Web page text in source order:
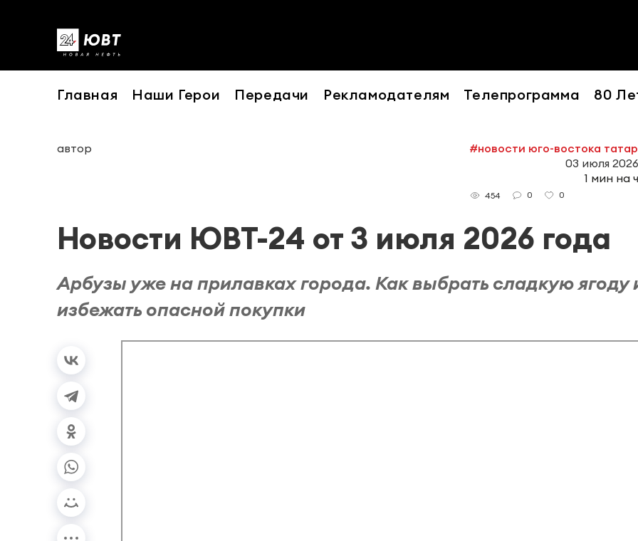
Главная Наши Герои Передачи Рекламодателям Телепрограмма 80
автор
#новости юго-востока
03 июля
1 мин на
454 0 0
Новости ЮВТ-24 от 3 июля 2026 года
Арбузы уже на прилавках города. Как выбрать сладкую ягоду
избежать опасной покупки